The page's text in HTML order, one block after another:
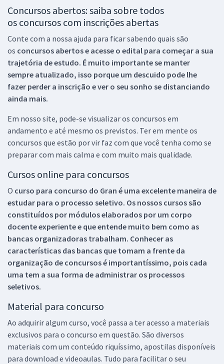
Concursos abertos: saiba sobre todos
os concursos com inscrições abertas
Conte com a nossa ajuda para ficar sabendo quais são
os concursos abertos e acesse o edital para começar a sua
trajetória de estudo. É muito importante se manter
sempre atualizado, isso porque um descuido pode lhe
fazer perder a inscrição e ver o seu sonho se distanciando
ainda mais.
Em nosso site, pode-se visualizar os concursos em
andamento e até mesmo os previstos. Ter em mente os
concursos que estão por vir faz com que você tenha como se
preparar com mais calma e com muito mais qualidade.
Cursos online para concursos
O curso para concurso do Gran é uma excelente maneira de
estudar para o processo seletivo. Os nossos cursos são
constituídos por módulos elaborados por um corpo
docente experiente e que entende muito bem como as
bancas organizadoras trabalham. Conhecer as
características das bancas que tomam a frente da
organização de concursos é importantíssimo, pois cada
uma tem a sua forma de administrar os processos
seletivos.
Material para concurso
Ao adquirir algum curso, você passa a ter acesso a materiais
exclusivos para o concurso em questão. São diversos
materiais com um conteúdo riquíssimo, apostilas disponíveis
para download e videoaulas. Tudo para facilitar o seu